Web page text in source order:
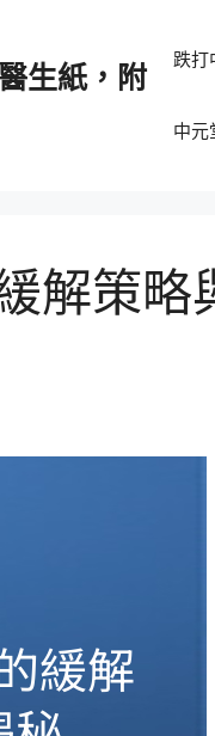
生紙，附
跌打
中元
解策略